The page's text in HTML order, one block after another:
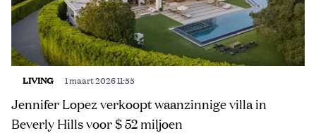
LIVING 1 maart 2026 11:55
Jennifer Lopez verkoopt waanzinnige villa in
Beverly Hills voor $ 52 miljoen